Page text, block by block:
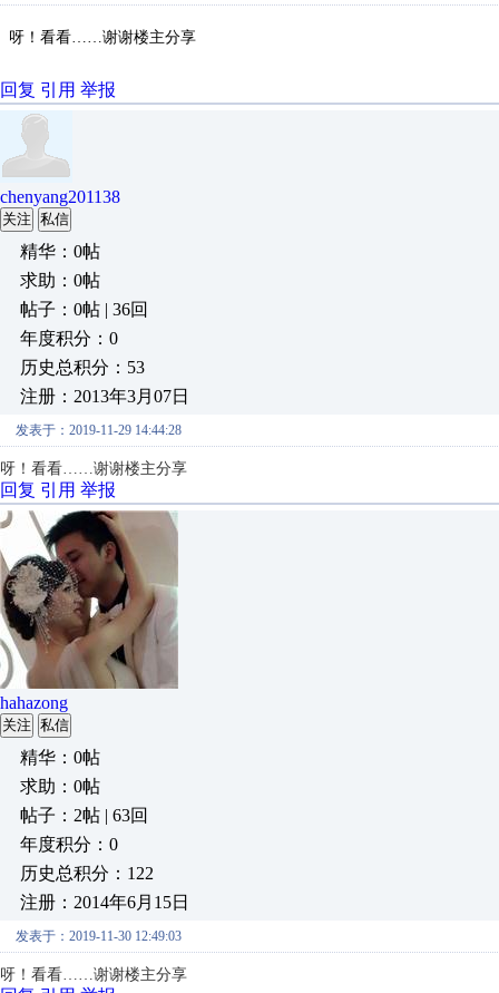
呀！看看……谢谢楼主分享
回复 引用 举报
chenyang201138
关注 私信
精华：0帖
求助：0帖
帖子：0帖 | 36回
年度积分：0
历史总积分：53
注册：2013年3月07日
发表于：2019-11-29 14:44:28
呀！看看……谢谢楼主分享
回复 引用 举报
hahazong
关注 私信
精华：0帖
求助：0帖
帖子：2帖 | 63回
年度积分：0
历史总积分：122
注册：2014年6月15日
发表于：2019-11-30 12:49:03
呀！看看……谢谢楼主分享